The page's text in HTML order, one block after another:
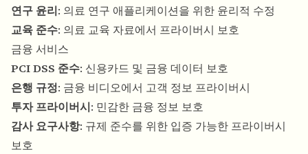
연구 윤리: 의료 연구 애플리케이션을 위한 윤리적 수정
교육 준수: 의료 교육 자료에서 프라이버시 보호
금융 서비스
PCI DSS 준수: 신용카드 및 금융 데이터 보호
은행 규정: 금융 비디오에서 고객 정보 프라이버시
투자 프라이버시: 민감한 금융 정보 보호
감사 요구사항: 규제 준수를 위한 입증 가능한 프라이버시
보호